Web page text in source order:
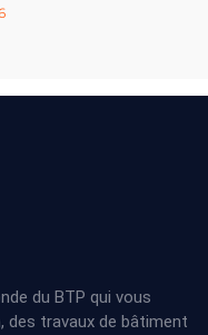
du BTP qui vous
travaux de bâtiment